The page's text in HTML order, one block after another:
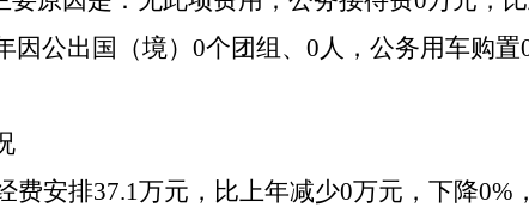
因公出国（境） 0个团组、 0人，公务用车购置
费安排37.1万元，比上年减少0万元，下降0%